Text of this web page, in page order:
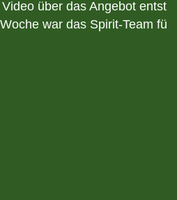
über das Angebot entst
war das Spirit-Team fü